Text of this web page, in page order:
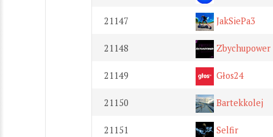
21147 JakSiePa3
21148 Zbychupower
21149 Głos24
21150 Bartekkolej
21151 Selfir